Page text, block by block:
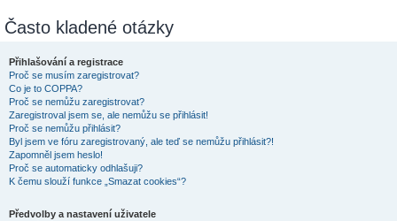
Často kladené otázky
Přihlašování a registrace
Proč se musím zaregistrovat?
Co je to COPPA?
Proč se nemůžu zaregistrovat?
Zaregistroval jsem se, ale nemůžu se přihlásit!
Proč se nemůžu přihlásit?
Byl jsem ve fóru zaregistrovaný, ale teď se nemůžu přihlásit?!
Zapomněl jsem heslo!
Proč se automaticky odhlašuji?
K čemu slouží funkce „Smazat cookies“?
Předvolby a nastavení uživatele